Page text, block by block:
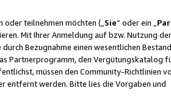
oder teilnehmen möchten („Sie“ oder ein „
Mit Ihrer Anmeldung auf bzw. Nutzung der
Bezugnahme einen wesentlichen
Partnerprogramm, den Vergütungskatalog
müssen den Community-Richtlinien
entfernt werden. Bitte lies die Vorgaben und